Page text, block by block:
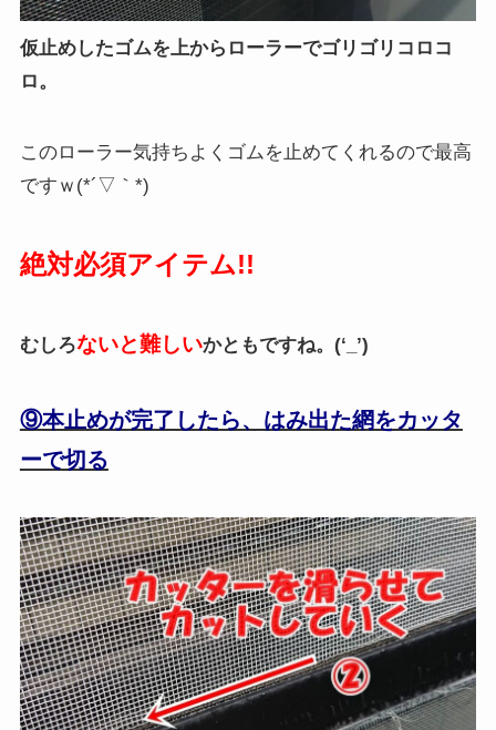
仮止めしたゴムを上からローラーでゴリゴリコロコ
ロ。
このローラー気持ちよくゴムを止めてくれるので最高
ですｗ(*´▽｀*)
絶対必須アイテム!!
むしろないと難しいかともですね。(‘_’)
⑨本止めが完了したら、はみ出た網をカッタ
ーで切る